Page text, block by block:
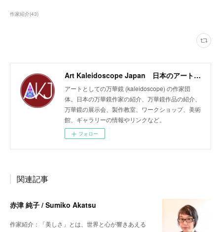
作家紹介(43)
Art Kaleidoscope Japan 日本のアート万華鏡の作家団体
アートとしての万華鏡 (kaleidoscope) の作家団
体。日本の万華鏡作家の紹介、万華鏡作品の紹介、
万華鏡の展示会、製作教室、ワークショップ、美術
館、ギャラリーの情報やリンクなど。
フォロー
関連記事
赤津 純子 / Sumiko Akatsu
作家紹介：「美しさ」とは、世界と心が響きあえる